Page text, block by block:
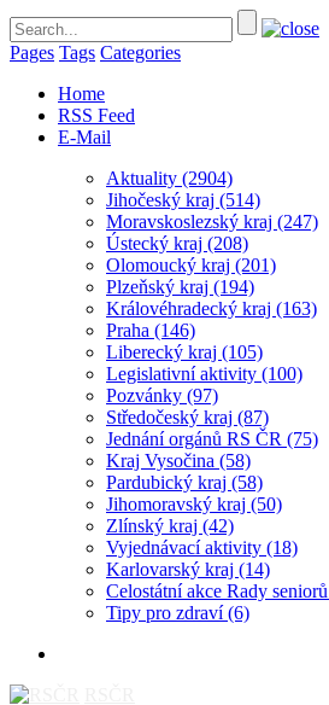
Pages Tags Categories
Home
RSS Feed
E-Mail
Aktuality (2904)
Jihočeský kraj (514)
Moravskoslezský kraj (247)
Ústecký kraj (208)
Olomoucký kraj (201)
Plzeňský kraj (194)
Královéhradecký kraj (163)
Praha (146)
Liberecký kraj (105)
Legislativní aktivity (100)
Pozvánky (97)
Středočeský kraj (87)
Jednání orgánů RS ČR (75)
Kraj Vysočina (58)
Pardubický kraj (58)
Jihomoravský kraj (50)
Zlínský kraj (42)
Vyjednávací aktivity (18)
Karlovarský kraj (14)
Celostátní akce Rady
Tipy pro zdraví(6)